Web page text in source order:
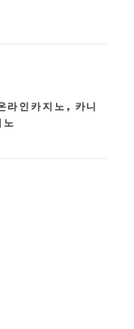
라인카지노 , 카니